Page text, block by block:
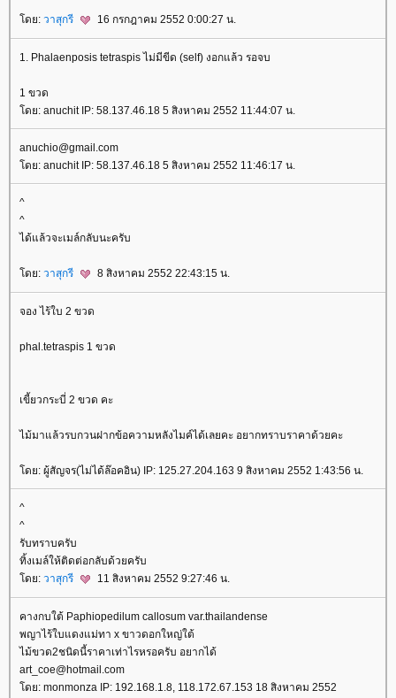
ดย: วาสุกรี 16 กรกฎาคม 2552 0:00:27 น.
1. Phalaenposis tetraspis ไม่มีขีด (self) งอกแล้ว รอจบ
1 ขวด
ดย: anuchit IP: 58.137.46.18 5 สิงหาคม 2552 11:44:07 น.
anuchio@gmail.com
ดย: anuchit IP: 58.137.46.18 5 สิงหาคม 2552 11:46:17 น.
^
^
ได้แล้วจะเมล์กลับนะครับ
ดย: วาสุกรี 8 สิงหาคม 2552 22:43:15 น.
จอง ไร้ใบ 2 ขวด
phal.tetraspis 1 ขวด
เขี้ยวกระบี่ 2 ขวด คะ
ไม้มาแล้วรบกวนฝากข้อความหลังไมค์ได้เลยคะ อยากทราบราคาด้วยคะ
ดย: ผู้สัญจร(ไม่ได้ล๊อคอิน) IP: 125.27.204.163 9 สิงหาคม 2552 1:43:56 น.
^
^
รับทราบครับ
ทิ้งเมล์ให้ติดต่อกลับด้วยครับ
ดย: วาสุกรี 11 สิงหาคม 2552 9:27:46 น.
คางกบใต้ Paphiopedilum callosum var.thailandense
พญาไร้ใบแดงแม่ทา x ขาวดอกใหญ่ใต้
ไม้ขวด2ชนิดนี้ราคาเท่าไรหรอครับ อยากได้
art_coe@hotmail.com
ดย: monmonza IP: 192.168.1.8, 118.172.67.153 18 สิงหาคม 2552